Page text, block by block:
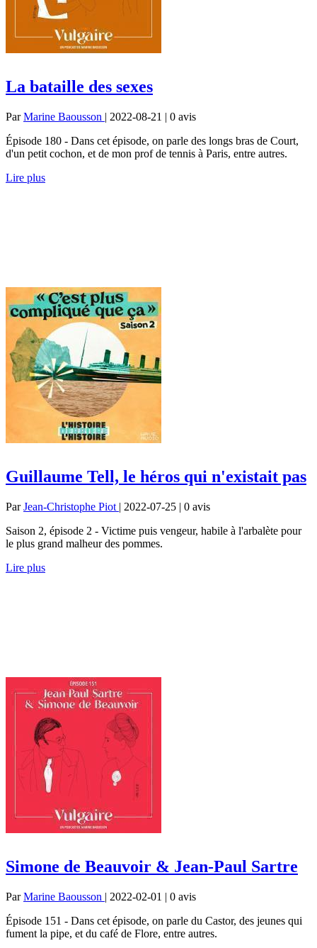
La bataille des sexes
ParMarine Baousson | 2022-08-21 | 0 avis
Épisode 180 - Dans cet épisode, on parle des longs bras de Court,
d'un petit cochon, et de mon prof de tennis à Paris, entre autres.
Lire plus
Guillaume Tell, le héros qui n'existait pas
ParJean-Christophe Piot | 2022-07-25 | 0 avis
Saison 2, épisode 2 - Victime puis vengeur, habile à l'arbalète pour
le plus grand malheur des pommes.
Lire plus
Simone de Beauvoir & Jean-Paul Sartre
ParMarine Baousson | 2022-02-01 | 0 avis
Épisode 151 - Dans cet épisode, on parle du Castor, des jeunes qui
fument la pipe, et du café de Flore, entre autres.